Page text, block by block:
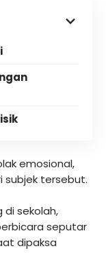
emosional,
subjek tersebut.
di sekolah,
seputar
dipaksa